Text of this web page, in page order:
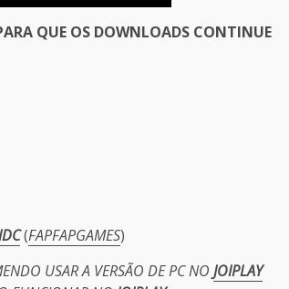
QUE OS DOWNLOADS CONTINUE
(FAPFAPGAMES)
USAR A VERSÃO DE PC NO JOIPLAY